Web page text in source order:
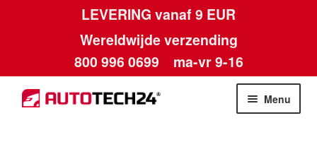
LEVERING vanaf 9 EUR
Wereldwijde verzending
800 996 0699 ma-vr 9-16
Ga
door
Ga
naar
Menu